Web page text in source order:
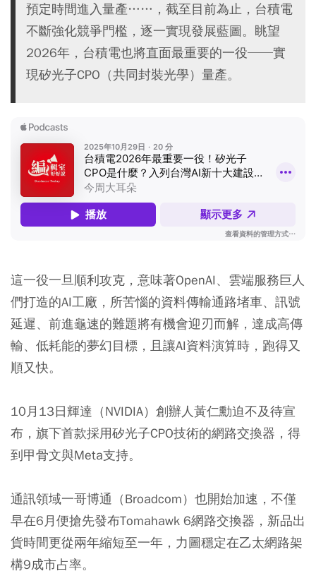
預定時間進入量產……，截至目前為止，台積電
不斷強化競爭門檻，逐一實現發展藍圖。眺望
2026年，台積電也將直面最重要的一役──實
現矽光子CPO（共同封裝光學）量產。
這一役一旦順利攻克，意味著OpenAI、雲端服務巨人
們打造的AI工廠，所苦惱的資料傳輸通路堵車、訊號
延遲、前進龜速的難題將有機會迎刃而解，達成高傳
輸、低耗能的夢幻目標，且讓AI資料演算時，跑得又
順又快。
10月13日輝達（NVIDIA）創辦人黃仁勳迫不及待宣
布，旗下首款採用矽光子CPO技術的網路交換器，得
到甲骨文與Meta支持。
通訊領域一哥博通（Broadcom）也開始加速，不僅
早在6月便搶先發布Tomahawk 6網路交換器，新品出
貨時間更從兩年縮短至一年，力圖穩定在乙太網路架
構9成市占率。